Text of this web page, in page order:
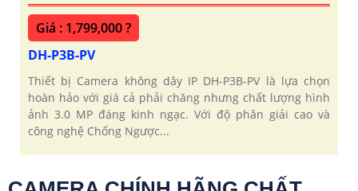
Giá : 1,799,000 ?
DH-P3B-PV
Thiết bị Camera không dây IP DH-P3B-PV là lựa chọn
hoàn hảo với giá cả phải chăng nhưng chất lượng hình
ảnh 3.0 MP đáng kinh ngạc. Với độ phân giải cao và
công nghệ Chống Ngược...